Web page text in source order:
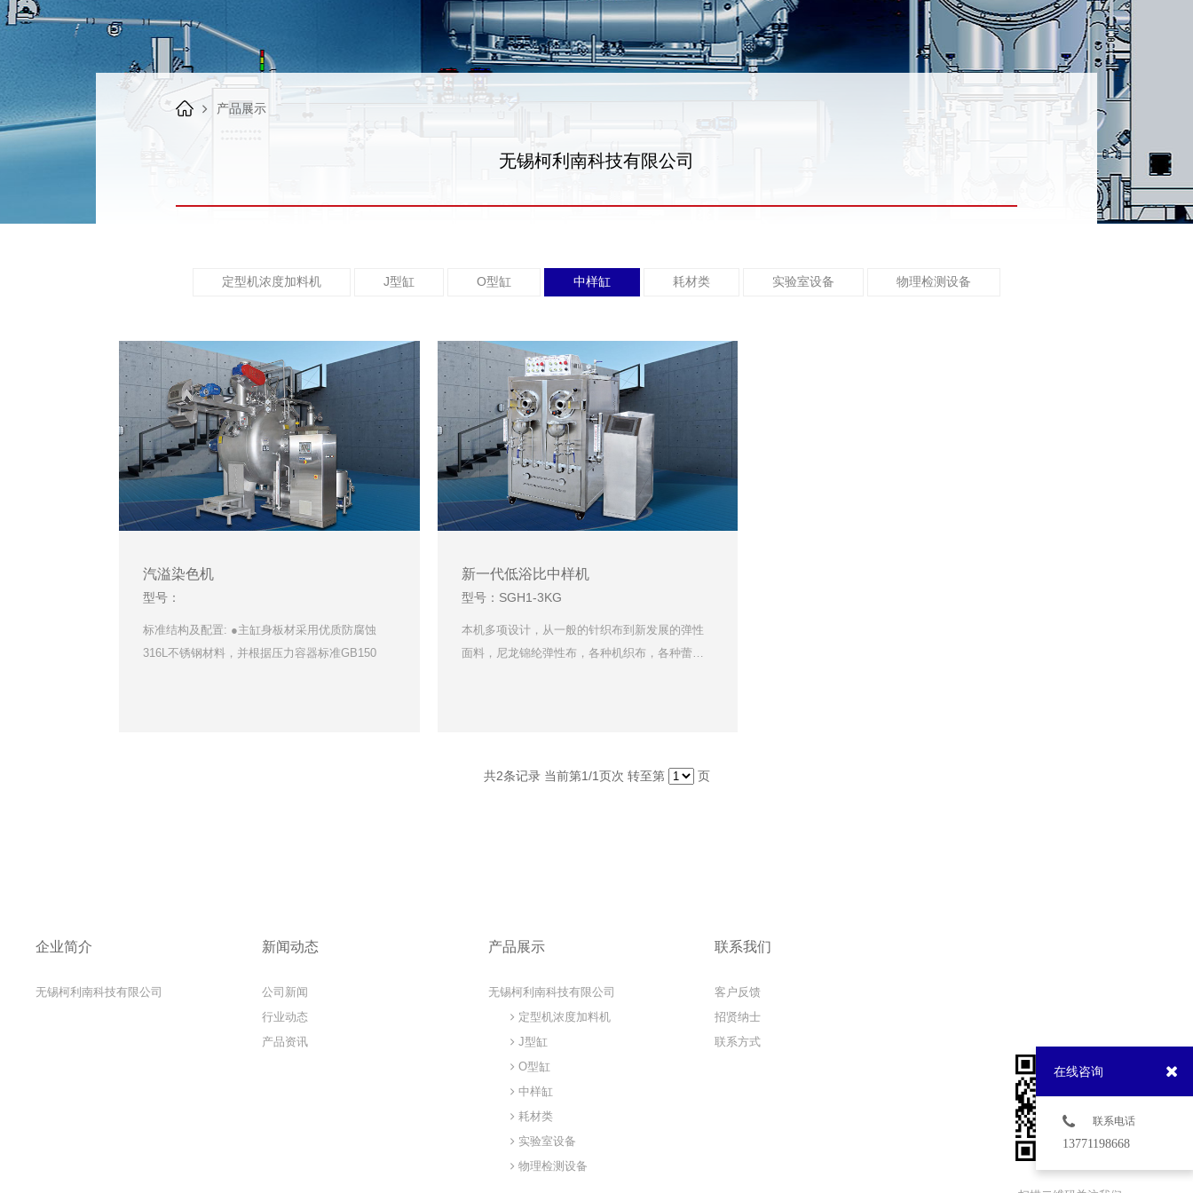
产品展示
无锡柯利南科技有限公司
定型机浓度加料机 J型缸 O型缸 中样缸 耗材类 实验室设备 物理检测设备
汽溢染色机
型号：
标准结构及配置: ●主缸身板材采用优质防腐蚀
316L不锈钢材料，并根据压力容器标准GB150
新一代低浴比中样机
型号：SGH1-3KG
本机多项设计，从一般的针织布到新发展的弹性
面料，尼龙锦纶弹性布，各种机织布，各种蕾…
共2条记录 当前第1/1页次 转至第 页
企业简介
无锡柯利南科技有限公司
新闻动态
公司新闻
行业动态
产品资讯
产品展示
无锡柯利南科技有限公司
定型机浓度加料机
J型缸
O型缸
中样缸
耗材类
实验室设备
物理检测设备
联系我们
客户反馈
招贤纳士
联系方式
在线咨询
联系电话
13771198668